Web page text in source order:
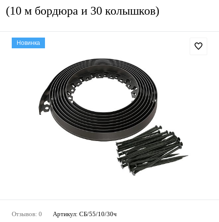
(10 м бордюра и 30 колышков)
Новинка
Отзывов: 0 Артикул: СБ/55/10/30ч